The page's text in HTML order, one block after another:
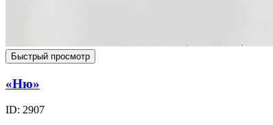
Быстрый просмотр
«Ню»
ID: 2907